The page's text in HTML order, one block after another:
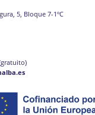
5, Bloque 7-1ºC